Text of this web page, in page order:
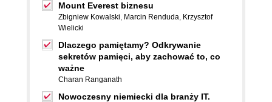
Mount Everest biznesu
Zbigniew Kowalski, Marcin Renduda, Krzysztof
Wielicki
Dlaczego pamiętamy? Odkrywanie
sekretów pamięci, aby zachować to, co
ważne
Charan Ranganath
Nowoczesny niemiecki dla branży IT.